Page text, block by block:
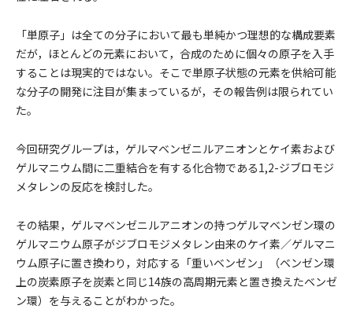
「単原子」は全ての分子において最も単純かつ理想的な構成要素
だが，ほとんどの元素において，合成のために個々の原子を入手
することは現実的ではない。そこで単原子状態の元素を供給可能
な分子の開発に注目が集まっているが，その報告例は限られてい
た。
今回研究グループは，ゲルマベンゼニルアニオンとケイ素および
ゲルマニウム間に二重結合を有する化合物である1,2-ジブロモジ
メタレンの反応を検討した。
その結果，ゲルマベンゼニルアニオンの持つゲルマベンゼン環の
ゲルマニウム原子がジブロモジメタレン由来のケイ素／ゲルマニ
ウム原子に置き換わり，対応する「重いベンゼン」（ベンゼン環
上の炭素原子を炭素と同じ14族の高周期元素と置き換えたベンゼ
ン環）を与えることがわかった。